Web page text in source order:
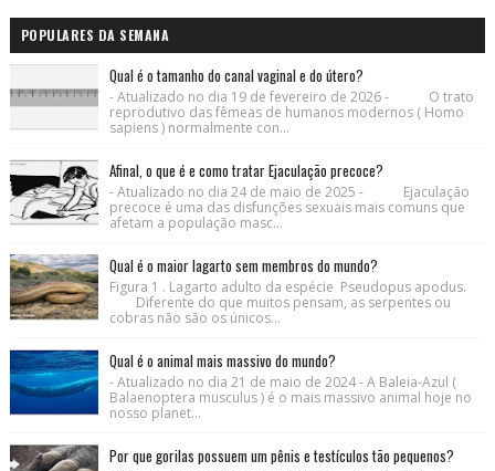
POPULARES DA SEMANA
Qual é o tamanho do canal vaginal e do útero?
- Atualizado no dia 19 de fevereiro de 2026 - O trato
reprodutivo das fêmeas de humanos modernos ( Homo
sapiens ) normalmente con...
Afinal, o que é e como tratar Ejaculação precoce?
- Atualizado no dia 24 de maio de 2025 - Ejaculação
precoce é uma das disfunções sexuais mais comuns que
afetam a população masc...
Qual é o maior lagarto sem membros do mundo?
Figura 1 . Lagarto adulto da espécie Pseudopus apodus.
Diferente do que muitos pensam, as serpentes ou
cobras não são os únicos...
Qual é o animal mais massivo do mundo?
- Atualizado no dia 21 de maio de 2024 - A Baleia-Azul (
Balaenoptera musculus ) é o mais massivo animal hoje no
nosso planet...
Por que gorilas possuem um pênis e testículos tão pequenos?